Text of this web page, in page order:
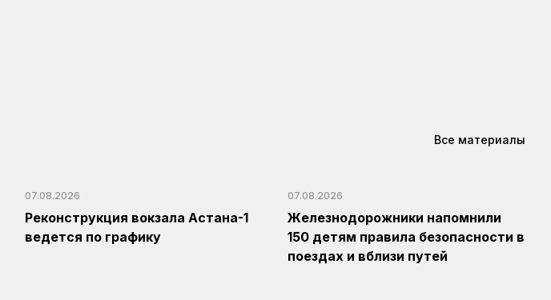
Все материалы
07.08.2026
Реконструкция вокзала Астана-1
ведется по графику
07.08.2026
Железнодорожники напомнили
150 детям правила безопасности в
поездах и вблизи путей